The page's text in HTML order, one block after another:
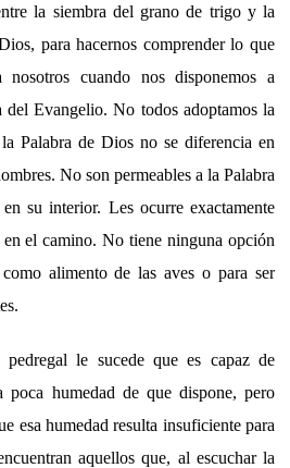
la siembra del grano de trigo y la
para hacernos comprender lo que
cuando nos disponemos a
Evangelio. No todos adoptamos la
Palabra de Dios no se diferencia en
No son permeables a la Palabra
su interior. Les ocurre exactamente
el camino. No tiene ninguna opción
alimento de las aves o para ser
le sucede que es capaz de
poca humedad de que dispone, pero
esa humedad resulta insuficiente para
aquellos que, al escuchar la